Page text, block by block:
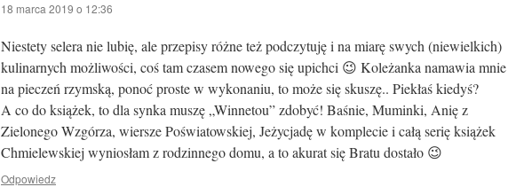
18 marca 2019 o 12:36
Niestety selera nie lubię, ale przepisy różne też podczytuję i na miarę swych (niewielkich)
kulinarnych możliwości, coś tam czasem nowego się upichci 😉 Koleżanka namawia mnie
na pieczeń rzymską, ponoć proste w wykonaniu, to może się skuszę.. Piekłaś kiedyś?
A co do książek, to dla synka muszę „Winnetou” zdobyć! Baśnie, Muminki, Anię z
Zielonego Wzgórza, wiersze Poświatowskiej, Jeżycjadę w komplecie i całą serię książek
Chmielewskiej wyniosłam z rodzinnego domu, a to akurat się Bratu dostało 😉
Odpowiedz